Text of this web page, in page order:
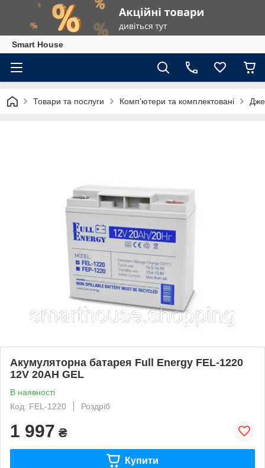
Smart House
Товари та послуги Комп’ютери та комплектовані
Акумуляторна батарея Full Energy FEL-1220
12V 20AH GEL
В наявності
Код: FEL-1220
Роздріб
1 997 ₴
Купити